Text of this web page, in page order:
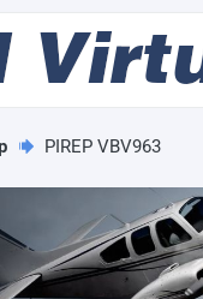
PIREP VBV963